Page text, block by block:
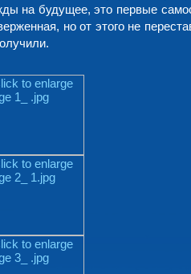
на будущее, это первые
но от этого не